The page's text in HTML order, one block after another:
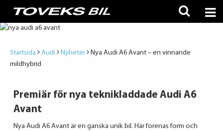
Startsida Audi Nyheter
Nya Audi A6 Avant – en vinnande
mildhybrid
Premiär för nya teknikladdade Audi A6
Avant
Nya Audi A6 Avant är en ganska unik bil. Här förenas form och